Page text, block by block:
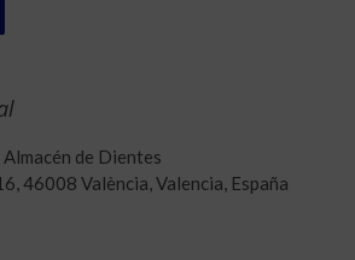
de Dientes
46008 València, Valencia, España